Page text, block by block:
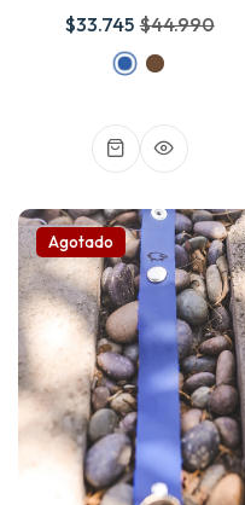
$33.745 $44.990
Agotado